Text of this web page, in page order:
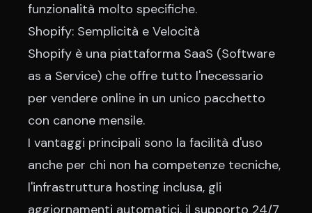
funzionalità molto specifiche.
Shopify: Semplicità e Velocità
Shopify è una piattaforma SaaS (Software
as a Service) che offre tutto l'necessario
per vendere online in un unico pacchetto
con canone mensile.
I vantaggi principali sono la facilità d'uso
anche per chi non ha competenze tecniche,
l'infrastruttura hosting inclusa, gli
aggiornamenti automatici, il supporto 24/7